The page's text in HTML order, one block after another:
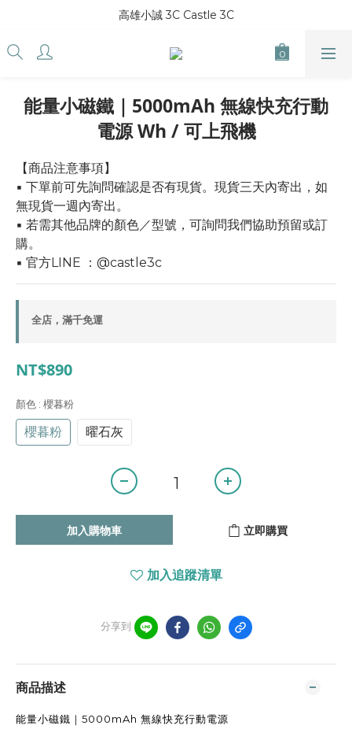
高雄小誠 3C Castle 3C
能量小磁鐵｜5000mAh 無線快充行動
電源 Wh / 可上飛機
【商品注意事項】
▪ 下單前可先詢問確認是否有現貨。現貨三天內寄出，如
無現貨一週內寄出。
▪ 若需其他品牌的顏色／型號，可詢問我們協助預留或訂
購。
▪ 官方LINE ：@castle3c
全店，滿千免運
NT$890
顏色 : 櫻暮粉
櫻暮粉 曜石灰
加入購物車 立即購買
加入追蹤清單
分享到
商品描述
能量小磁鐵｜5000mAh 無線快充行動電源